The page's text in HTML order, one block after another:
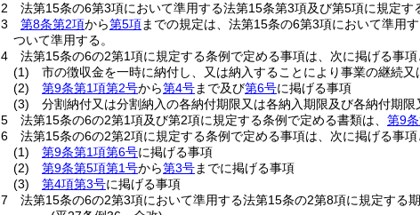
2
法第15条の6第3項において準用する法第15条第3項及び第5項に規定す
3
第8条第2項から第5項までの規定は、法第15条の6第3項において準用
ついて準用する。
4
法第15条の6の2第1項に規定する条例で定める事項は、次に掲げる事項
(1)
市の徴収金を一時に納付し、又は納入することにより事業の継続
(2)
第9条第1項第2号から第4号まで及び第6号に掲げる事項
(3)
分割納付又は分割納入の各納付期限又は各納入期限及び各納付期
5
法第15条の6の2第1項及び第2項に規定する条例で定める書類は、 第9
6
法第15条の6の2第2項に規定する条例で定める事項は、次に掲げる事項
(1)
第9条第1項第6号に掲げる事項
(2)
第9条第5項第1号から第3号までに掲げる事項
(3)
第4項第3号に掲げる事項
7
法第15条の6の2第3項において準用する法第15条の2第8項に規定する